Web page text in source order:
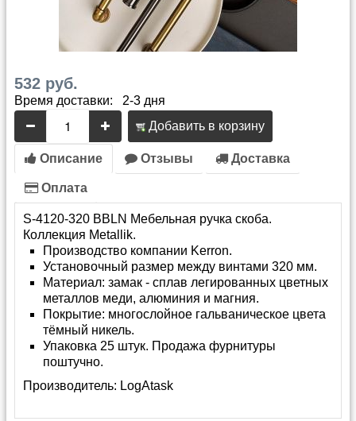
532 руб.
Время доставки: 2-3 дня
Добавить в корзину
Описание Отзывы Доставка
Оплата
S-4120-320 BBLN Мебельная ручка скоба.
Коллекция Metallik.
Производство компании Kerron.
Установочный размер между винтами 320 мм.
Материал: замак - сплав легированных цветных
металлов меди, алюминия и магния.
Покрытие: многослойное гальваническое цвета
тёмный никель.
Упаковка 25 штук. Продажа фурнитуры
поштучно.
Производитель: LogAtask